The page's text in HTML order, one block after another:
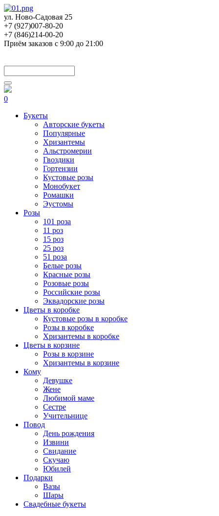
ул. Ново-Садовая 25
+7 (927)007-80-20
+7 (846)214-00-20
Приём заказов с 9:00 до 21:00
0
Букеты
Авторские букеты
Популярные
Хризантемы
Альстромерии
Гвоздики
Гортензии
Кустовые розы
Монобукет
Ромашки
Эустомы
Розы
101 роза
11 роз
15 роз
25 роз
51 роза
Белые розы
Красные розы
Розовые розы
Российские розы
Эквадорские розы
Цветы в коробке
Кустовые розы в коробке
Розы в коробке
Хризантемы в коробке
Цветы в корзине
Розы в корзине
Хризантемы в корзине
Кому
Девушке
Жене
Любимой маме
Сестре
Учительнице
Повод
День рождения
Извини
Свидание
Скучаю
Юбилей
Подарки
Вазы
Шары
Свадебные букеты